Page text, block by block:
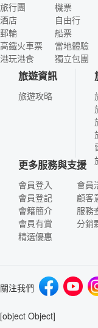
旅行團
酒店
郵輪
高鐵火車票
港玩港食
機票
自由行
船票
當地體驗
獨立包團
旅遊資訊
旅遊攻略
更多服務與支援
會員登入
會員登記
會籍簡介
會員有賞
精選優惠
會員
顧客
服務
分銷
關注我們
[object Object]